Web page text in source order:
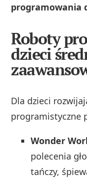
programowania
Roboty
dzieci
Dla dzieci
programistyczne
Wonder
polecenia
tańczy,